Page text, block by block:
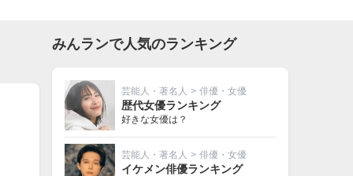
みんランで人気のランキング
芸能人・著名人 > 俳優・女優
歴代女優ランキング
好きな女優は？
芸能人・著名人 > 俳優・女優
イケメン俳優ランキング